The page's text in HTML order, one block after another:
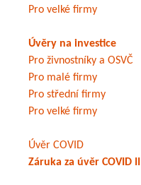
Pro velké firmy
Úvěry na investice
Pro živnostníky a OSVČ
Pro malé firmy
Pro střední firmy
Pro velké firmy
Úvěr COVID
Záruka za úvěr COVID II